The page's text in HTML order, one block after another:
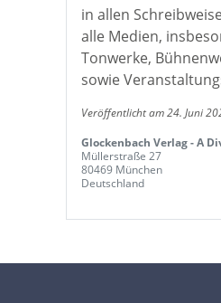
in allen
alle Medien,
Tonwerke,
sowie
Veröffentlicht am 24. Juni
Glockenbach Verlag - A
Müllerstraße 27
80469 München
Deutschland